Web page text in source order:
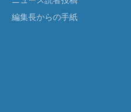
編集長からの手紙